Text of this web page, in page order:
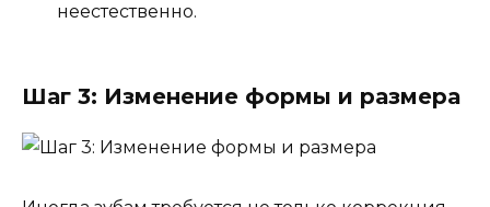
неестественно.
Шаг 3: Изменение формы и размера